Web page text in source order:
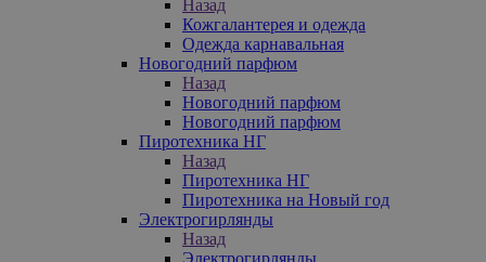
Назад
Кожгалантерея и одежда
Одежда карнавальная
Новогодний парфюм
Назад
Новогодний парфюм
Новогодний парфюм
Пиротехника НГ
Назад
Пиротехника НГ
Пиротехника на Новый год
Электрогирлянды
Назад
Электрогирлянды